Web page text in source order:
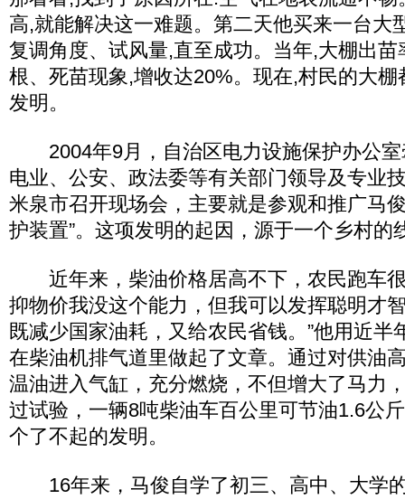
高,就能解决这一难题。第二天他买来一台大
复调角度、试风量,直至成功。当年,大棚出
根、死苗现象,增收达20%。现在,村民的大
发明。
2004年9月，自治区电力设施保护办公室
电业、公安、政法委等有关部门领导及专业
米泉市召开现场会，主要就是参观和推广马
护装置”。这项发明的起因，源于一个乡村的
近年来，柴油价格居高不下，农民跑车很
抑物价我没这个能力，但我可以发挥聪明才
既减少国家油耗，又给农民省钱。”他用近半
在柴油机排气道里做起了文章。通过对供油
温油进入气缸，充分燃烧，不但增大了马力
过试验，一辆8吨柴油车百公里可节油1.6公
个了不起的发明。
16年来，马俊自学了初三、高中、大学